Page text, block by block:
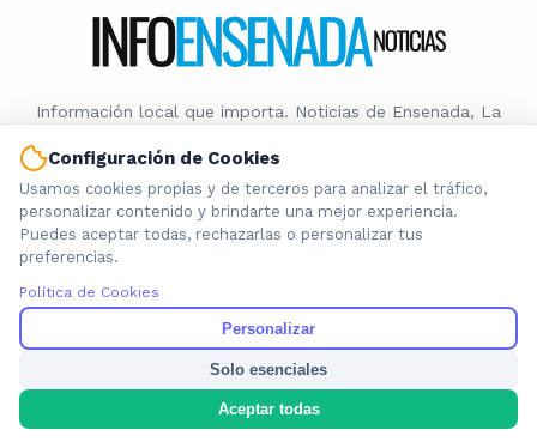
Información local que importa. Noticias de Ensenada, La
Cookies
Privacidad
Términos
Política de Contenido
Configuración de Cookies
Usamos cookies propias y de terceros para analizar el tráfico,
personalizar contenido y brindarte una mejor experiencia.
Puedes aceptar todas, rechazarlas o personalizar tus
preferencias.
Política de Cookies
Personalizar
Solo esenciales
Aceptar todas